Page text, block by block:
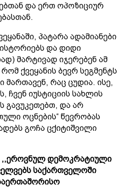
და ერთ ოპოზიციურ
პატარა ადამიანები
და დიდი
მარტივად იჯერებენ ამ
ქვეყანის ბევრ სეგმენტს
მართავენ, რაც ცუდია. ისე,
ჩვენ იუსტიციის სახლის
გავუკეთებთ, და არ
ოცნების“ წევრობას
გოჩა ცქიტიშვილი
,,ეროვნულ დემოკრატიული
საქართველოში